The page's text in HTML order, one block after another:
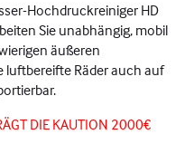
Hochdruckreiniger HD
Sie unabhängig, mobil
äußeren
luftbereifte Räder auch auf
DIE KAUTION 2000€